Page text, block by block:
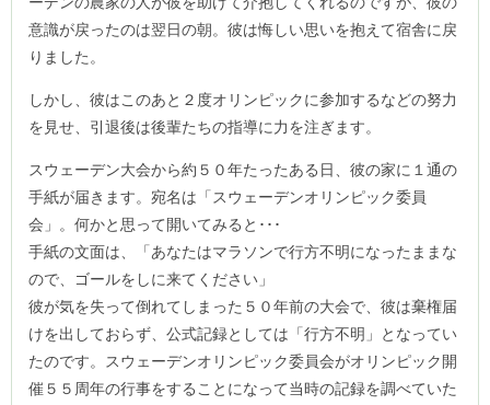
意識が戻ったのは翌日の朝。彼は悔しい思いを抱えて宿舎に戻
りました。
しかし、彼はこのあと２度オリンピックに参加するなどの努力
を見せ、引退後は後輩たちの指導に力を注ぎます。
スウェーデン大会から約５０年たったある日、彼の家に１通の
手紙が届きます。宛名は「スウェーデンオリンピック委員
会」。何かと思って開いてみると･･･
手紙の文面は、「あなたはマラソンで行方不明になったままな
ので、ゴールをしに来てください」
彼が気を失って倒れてしまった５０年前の大会で、彼は棄権届
けを出しておらず、公式記録としては「行方不明」となってい
たのです。スウェーデンオリンピック委員会がオリンピック開
催５５周年の行事をすることになって当時の記録を調べていた